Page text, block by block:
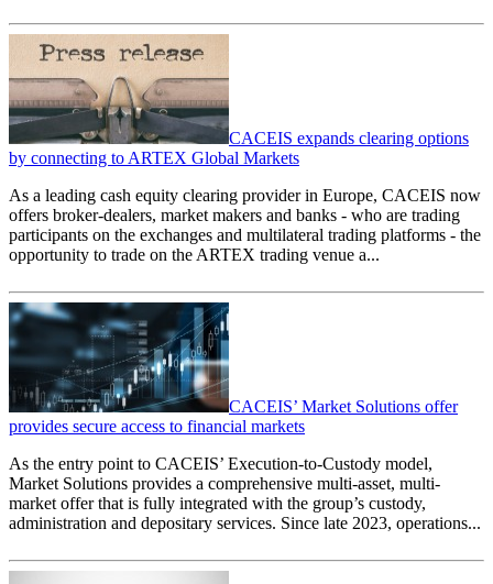
CACEIS expands clearing options
by connecting to ARTEX Global Markets
As a leading cash equity clearing provider in Europe, CACEIS now
offers broker-dealers, market makers and banks - who are trading
participants on the exchanges and multilateral trading platforms - the
opportunity to trade on the ARTEX trading venue a...
CACEIS’ Market Solutions offer
provides secure access to financial markets
As the entry point to CACEIS’ Execution-to-Custody model,
Market Solutions provides a comprehensive multi-asset, multi-
market offer that is fully integrated with the group’s custody,
administration and depositary services. Since late 2023, operations...